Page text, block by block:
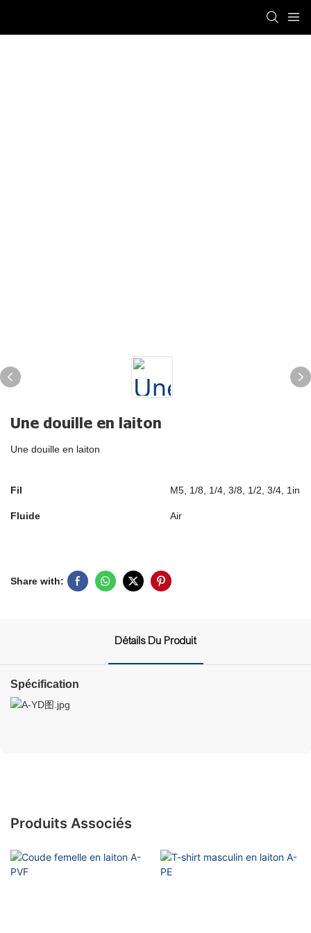
Une douille en laiton
Une douille en laiton
Fil M5, 1/8, 1/4, 3/8, 1/2, 3/4, 1in
Fluide Air
Share with:
Détails Du Produit
Spécification
Produits Associés